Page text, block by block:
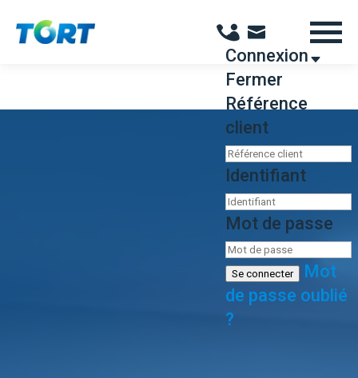
Connexion
Fermer
Référence
client
Identifiant
Mot de passe
Se connecter
Mot
de passe oublié
?